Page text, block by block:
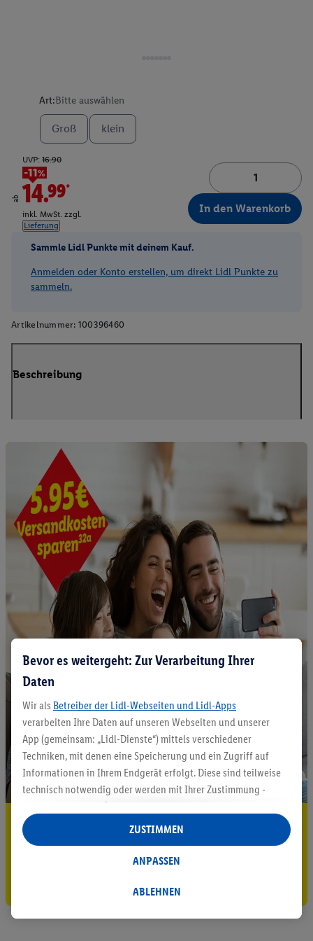
Art:Bitte auswählen
Groß klein
ab
UVP: 16.90
-11%
14.99*
inkl. MwSt. zzgl.
Lieferung
In den Warenkorb
Sammle Lidl Punkte mit deinem Kauf.
Anmelden oder Konto erstellen, um direkt Lidl Punkte zu
sammeln.
Artikelnummer: 100396460
Beschreibung
5.95 € Versand sparen³²ᵃ
Jetzt zum Newsletter anmelden
Bevor es weitergeht: Zur Verarbeitung Ihrer
Daten
Wir als Betreiber der Lidl-Webseiten und Lidl-Apps
verarbeiten Ihre Daten auf unseren Webseiten und unserer
App (gemeinsam: „Lidl-Dienste“) mittels verschiedener
Techniken, mit denen eine Speicherung und ein Zugriff auf
Informationen in Ihrem Endgerät erfolgt. Diese sind teilweise
technisch notwendig oder werden mit Ihrer Zustimmung -
auch durch Partner (u.a.
Verantwortliche; im Zusammenhang mit dem IAB TCF
insgesamt
Statistik-Erstellung oder für personalisierte Werbung
Datenverarbeitungen für personalisierte Werbung werden
ABLEHNEN
ANPASSEN
ZUSTIMMEN